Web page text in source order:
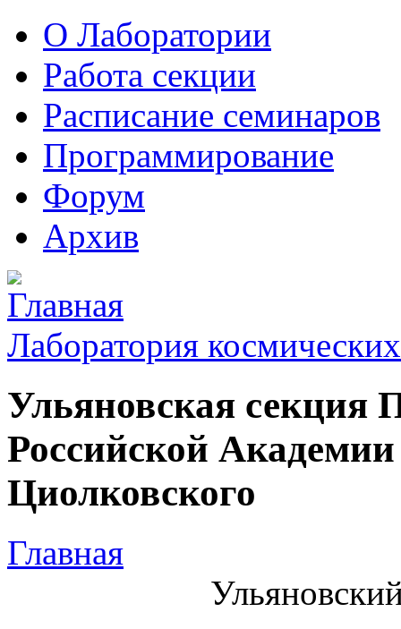
О Лаборатории
Работа секции
Расписание семинаров
Программирование
Форум
Архив
Лаборатория
Ульяновская секция
Российской
Циолковского
Главная